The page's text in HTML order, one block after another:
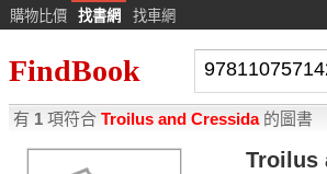
購物比價 找書網 找車網
FindBook
有 1 項符合 Troilus and Cressida的圖書
Troilus